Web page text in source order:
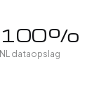
100%
NL dataopslag